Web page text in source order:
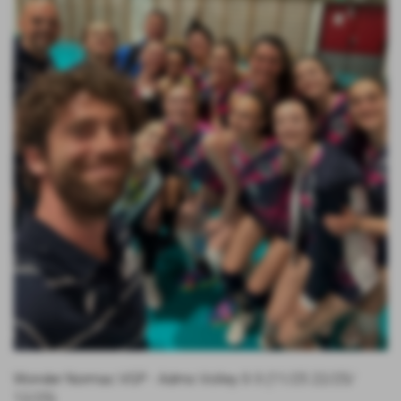
Wonder Normac VGP - Admo Volley 0-3 (11/25 22/25/